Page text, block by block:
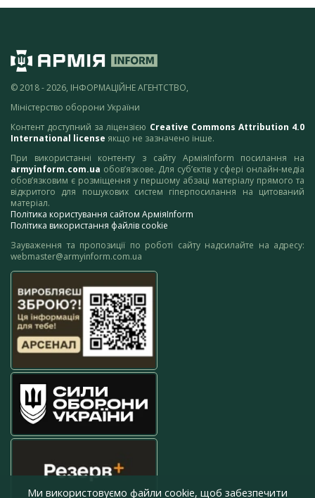
© 2018 - 2026, ІНФОРМАЦІЙНЕ АГЕНТСТВО,
Міністерство оборони України
Контент доступний за ліцензією Creative Commons Attribution 4.0
International license якщо не зазначено інше.
При використанні контенту з сайту АрміяInform посилання на
armyinform.com.ua обов’язкове. Для суб’єктів у сфері онлайн-медіа
обов’язковим є розміщення у першому абзаці матеріалу прямого та
відкритого для пошукових систем гіперпосилання на цитований
матеріал.
Політика користування сайтом АрміяInform
Політика використання файлів cookie
Зауваження та пропозиції по роботі сайту надсилайте на адресу:
webmaster@armyinform.com.ua
Ми використовуємо файли cookie, щоб забезпечити